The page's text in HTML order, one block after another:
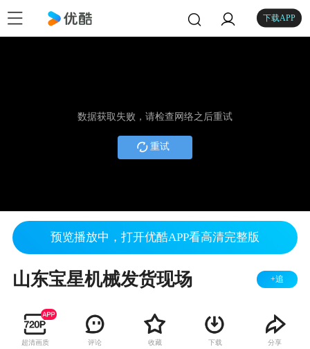
下载APP
数据获取失败，请检查网络之后重试
重试
预览播放中，打开优酷APP看高清完整版
山东宝星机械发货现场 +追
超清画质 评论 收藏 下载 分享